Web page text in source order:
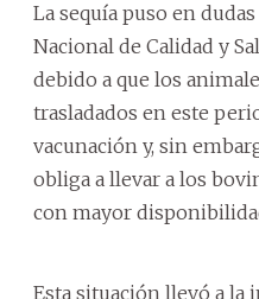
La sequía puso en
Nacional de Calidad y
debido a que los
trasladados en este
vacunación y, sin
obliga a llevar a los
con mayor
Esta situación llevó a la